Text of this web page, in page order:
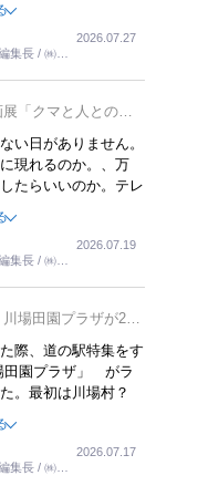
ウンドバスでした。
ル代を浮かせていま
ことです。若い人が
に行ったと聞くと、
しまいます。
集長 / ㈱ツ
2026.07.27
「クマと人との距
い日がありません。
現れるのか。、万
たらいいのか。テレ
ません。そんな中
すね。
集長 / ㈱ツ
2026.07.19
場田園プラザが2連
際、道の駅特集をす
田園プラザ」 がラ
。最初は川場村？
したら、興味深い
レゼンも巧みで、今
す。一つは、従業員
集長 / ㈱ツ
2026.07.17